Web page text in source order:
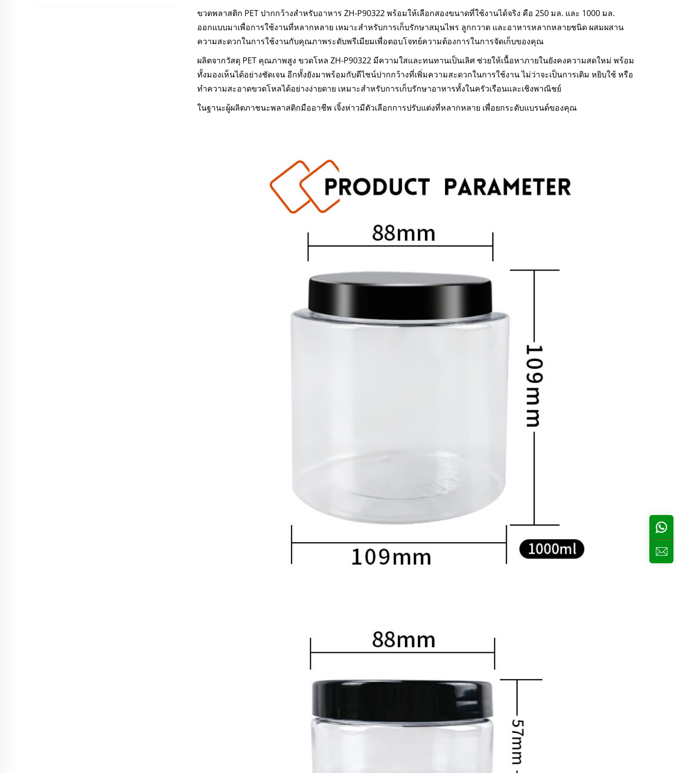
ขวดพลาสติก PET ปากกว้างสำหรับอาหาร ZH-P90322 พร้อมให้เลือกสองขนาดที่ใช้งานได้จริง คือ 250 มล. และ 1000 มล.
ออกแบบมาเพื่อการใช้งานที่หลากหลาย เหมาะสำหรับการเก็บรักษาสมุนไพร ลูกกวาด และอาหารหลากหลายชนิด ผสมผสาน
ความสะดวกในการใช้งานกับคุณภาพระดับพรีเมียมเพื่อตอบโจทย์ความต้องการในการจัดเก็บของคุณ
ผลิตจากวัสดุ PET คุณภาพสูง ขวดโหล ZH-P90322 มีความใสและทนทานเป็นเลิศ ช่วยให้เนื้อหาภายในยังคงความสดใหม่ พร้อม
ทั้งมองเห็นได้อย่างชัดเจน อีกทั้งยังมาพร้อมกับดีไซน์ปากกว้างที่เพิ่มความสะดวกในการใช้งาน ไม่ว่าจะเป็นการเติม หยิบใช้ หรือ
ทำความสะอาดขวดโหลได้อย่างง่ายดาย เหมาะสำหรับการเก็บรักษาอาหารทั้งในครัวเรือนและเชิงพาณิชย์
ในฐานะผู้ผลิตภาชนะพลาสติกมืออาชีพ เจิ้งห่าวมีตัวเลือกการปรับแต่งที่หลากหลาย เพื่อยกระดับแบรนด์ของคุณ